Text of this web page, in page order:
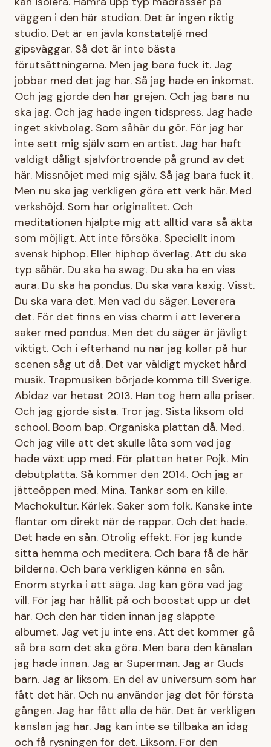
väggen i den här studion. Det är ingen riktig
studio. Det är en jävla konstateljé med
gipsväggar. Så det är inte bästa
förutsättningarna. Men jag bara fuck it. Jag
jobbar med det jag har. Så jag hade en inkomst.
Och jag gjorde den här grejen. Och jag bara nu
ska jag. Och jag hade ingen tidspress. Jag hade
inget skivbolag. Som såhär du gör. För jag har
inte sett mig själv som en artist. Jag har haft
väldigt dåligt självförtroende på grund av det
här. Missnöjet med mig själv. Så jag bara fuck it.
Men nu ska jag verkligen göra ett verk här. Med
verkshöjd. Som har originalitet. Och
meditationen hjälpte mig att alltid vara så äkta
som möjligt. Att inte försöka. Speciellt inom
svensk hiphop. Eller hiphop överlag. Att du ska
typ såhär. Du ska ha swag. Du ska ha en viss
aura. Du ska ha pondus. Du ska vara kaxig. Visst.
Du ska vara det. Men vad du säger. Leverera
det. För det finns en viss charm i att leverera
saker med pondus. Men det du säger är jävligt
viktigt. Och i efterhand nu när jag kollar på hur
scenen såg ut då. Det var väldigt mycket hård
musik. Trapmusiken började komma till Sverige.
Abidaz var hetast 2013. Han tog hem alla priser.
Och jag gjorde sista. Tror jag. Sista liksom old
school. Boom bap. Organiska plattan då. Med.
Och jag ville att det skulle låta som vad jag
hade växt upp med. För plattan heter Pojk. Min
debutplatta. Så kommer den 2014. Och jag är
jätteöppen med. Mina. Tankar som en kille.
Machokultur. Kärlek. Saker som folk. Kanske inte
flantar om direkt när de rappar. Och det hade.
Det hade en sån. Otrolig effekt. För jag kunde
sitta hemma och meditera. Och bara få de här
bilderna. Och bara verkligen känna en sån.
Enorm styrka i att säga. Jag kan göra vad jag
vill. För jag har hållit på och boostat upp ur det
här. Och den här tiden innan jag släppte
albumet. Jag vet ju inte ens. Att det kommer gå
så bra som det ska göra. Men bara den känslan
jag hade innan. Jag är Superman. Jag är Guds
barn. Jag är liksom. En del av universum som har
fått det här. Och nu använder jag det för första
gången. Jag har fått alla de här. Det är verkligen
känslan jag har. Jag kan inte se tillbaka än idag
och få rysningen för det. Liksom. För den